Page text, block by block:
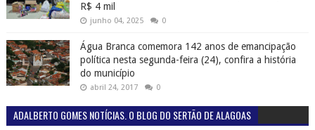
R$ 4 mil
junho 04, 2025 0
Água Branca comemora 142 anos de emancipação
política nesta segunda-feira (24), confira a história
do município
abril 24, 2017 0
ADALBERTO GOMES NOTÍCIAS. O BLOG DO SERTÃO DE ALAGOAS